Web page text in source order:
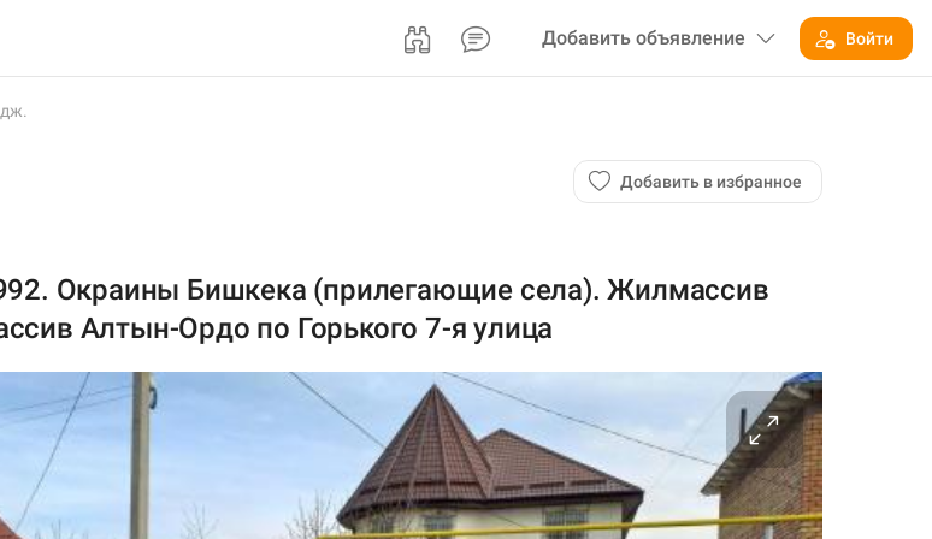
Добавить объявление Войти
Добавить в избранное
Окраины Бишкека (прилегающие села). Жилмассив
Алтын-Ордо по Горького 7-я улица